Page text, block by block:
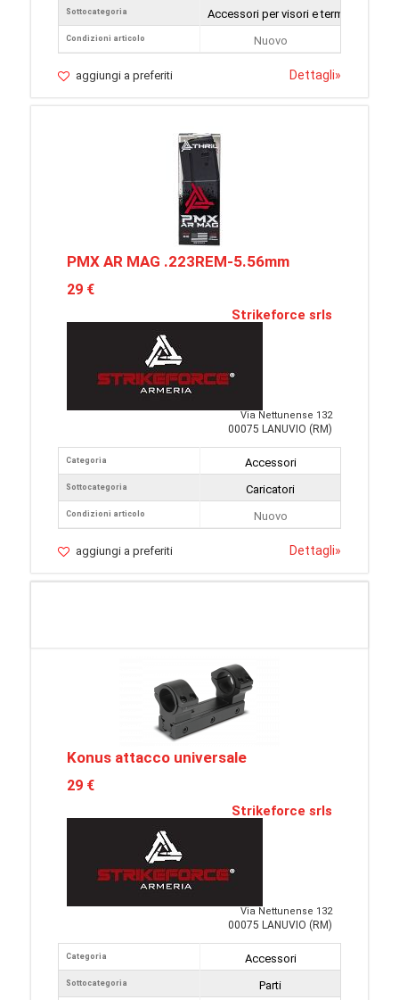
Sottocategoria
Condizioni articolo
Accessori per visori e termocamere
Nuovo
aggiungi a preferiti Dettagli»
PMX AR MAG .223REM-5.56mm
29 €
Strikeforce srls
Via Nettunense 132
00075 LANUVIO (RM)
Categoria
Sottocategoria
Condizioni articolo
Accessori
Caricatori
Nuovo
aggiungi a preferiti Dettagli»
Konus attacco universale
29 €
Strikeforce srls
Via Nettunense 132
00075 LANUVIO (RM)
Categoria
Sottocategoria
Accessori
Parti